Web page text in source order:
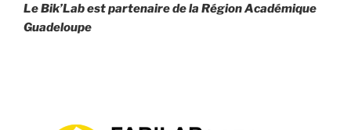
Le Bik’Lab est partenaire de la Région Académique
Guadeloupe